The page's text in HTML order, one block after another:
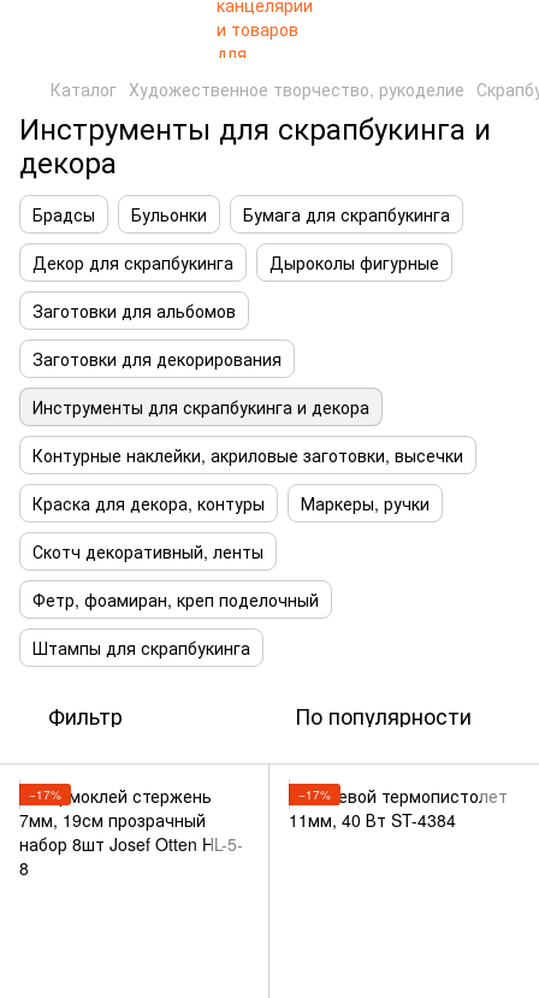
Каталог Художественное творчество, рукоделие
Инструменты для скрапбукинга и
декора
Брадсы Бульонки
Бумага для скрапбукинга
Декор для скрапбукинга
Дыроколы фигурные
Заготовки для альбомов
Заготовки для декорирования
Инструменты для скрапбукинга и декора
Контурные наклейки, акриловые заготовки, высечки
Краска для декора, контуры
Маркеры, ручки
Скотч декоративный, ленты
Фетр, фоамиран, креп поделочный
Штампы для скрапбукинга
Фильтр По популярности
−17% −17%